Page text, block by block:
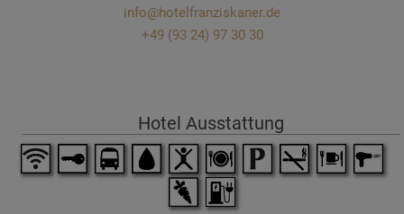
info@hotelfranziskaner.de
+49 (93 24) 97 30 30
Hotel Ausstattung